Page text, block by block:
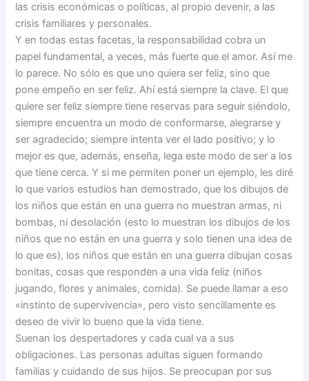
las crisis económicas o políticas, al propio devenir, a las
crisis familiares y personales.
Y en todas estas facetas, la responsabilidad cobra un
papel fundamental, a veces, más fuerte que el amor. Así me
lo parece. No sólo es que uno quiera ser feliz, sino que
pone empeño en ser feliz. Ahí está siempre la clave. El que
quiere ser feliz siempre tiene reservas para seguir siéndolo,
siempre encuentra un modo de conformarse, alegrarse y
ser agradecido; siempre intenta ver el lado positivo; y lo
mejor es que, además, enseña, lega este modo de ser a los
que tiene cerca. Y si me permiten poner un ejemplo, les diré
lo que varios estudios han demostrado, que los dibujos de
los niños que están en una guerra no muestran armas, ni
bombas, ni desolación (esto lo muestran los dibujos de los
niños que no están en una guerra y solo tienen una idea de
lo que es), los niños que están en una guerra dibujan cosas
bonitas, cosas que responden a una vida feliz (niños
jugando, flores y animales, comida). Se puede llamar a eso
«instinto de supervivencia», pero visto sencillamente es
deseo de vivir lo bueno que la vida tiene.
Suenan los despertadores y cada cual va a sus
obligaciones. Las personas adultas siguen formando
familias y cuidando de sus hijos. Se preocupan por sus